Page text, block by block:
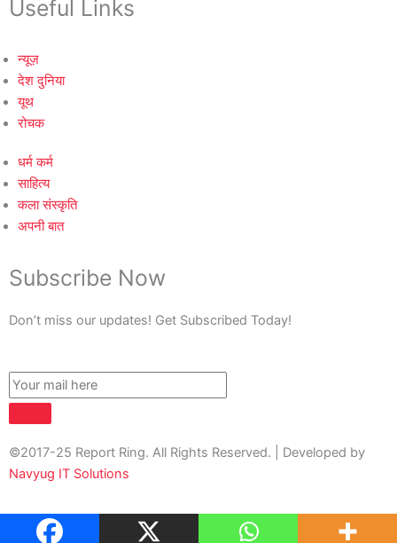
Useful Links
न्यूज़
देश दुनिया
यूथ
रोचक
धर्म कर्म
साहित्य
कला संस्कृति
अपनी बात
Subscribe Now
Don’t miss our updates! Get Subscribed Today!
©2017-25 Report Ring. All Rights Reserved. | Developed by
Navyug IT Solutions
About Us